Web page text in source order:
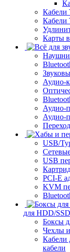
Кабели
Кабели
Карты
Аудио-
Аудио-
Аудио-
USB/
USB
PCI-E
KVM
для HDD/
Боксы
Чехлы
Кабели
кабели